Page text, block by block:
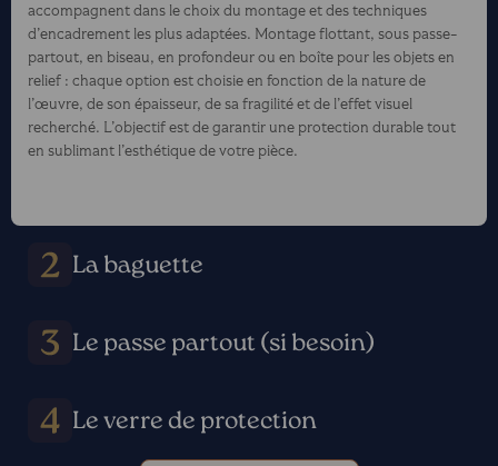
accompagnent dans le choix du montage et des techniques
d’encadrement les plus adaptées. Montage flottant, sous passe-
partout, en biseau, en profondeur ou en boîte pour les objets en
relief : chaque option est choisie en fonction de la nature de
l’œuvre, de son épaisseur, de sa fragilité et de l’effet visuel
recherché. L’objectif est de garantir une protection durable tout
en sublimant l’esthétique de votre pièce.
La baguette
Le passe partout (si besoin)
Le verre de protection